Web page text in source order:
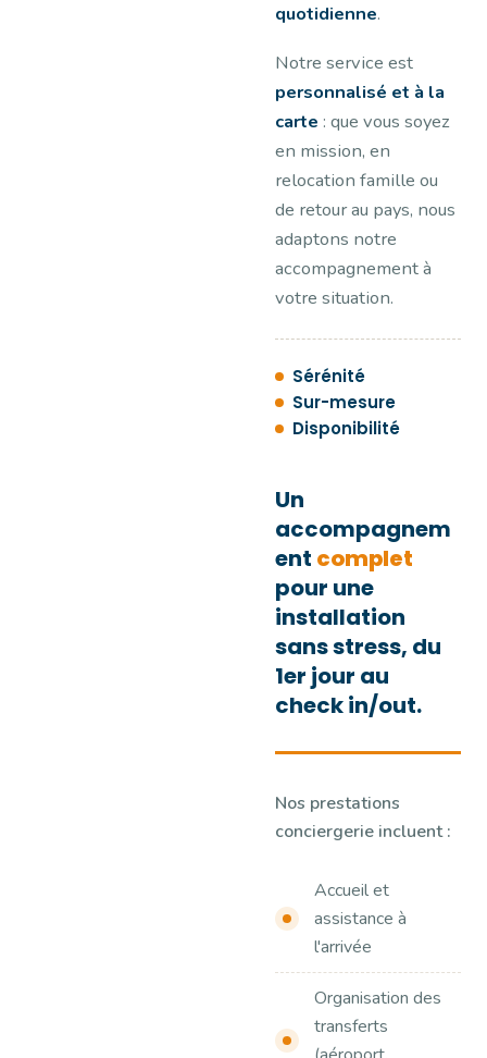
quotidienne.
Notre service est
personnalisé et à la
carte : que vous soyez
en mission, en
relocation famille ou
de retour au pays, nous
adaptons notre
accompagnement à
votre situation.
Sérénité
Sur-mesure
Disponibilité
Un
accompagnem
ent complet
pour une
installation
sans stress, du
1er jour au
check in/out.
Nos prestations
conciergerie incluent :
Accueil et
assistance à
l'arrivée
Organisation des
transferts